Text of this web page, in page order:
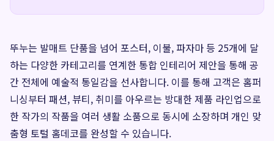
뚜누는 발매트 단품을 넘어 포스터, 이불, 파자마 등 25개에 달
하는 다양한 카테고리를 연계한 통합 인테리어 제안을 통해 공
간 전체에 예술적 통일감을 선사합니다. 이를 통해 고객은 홈퍼
니싱부터 패션, 뷰티, 취미를 아우르는 방대한 제품 라인업으로
한 작가의 작품을 여러 생활 소품으로 동시에 소장하며 개인 맞
춤형 토털 홈데코를 완성할 수 있습니다.